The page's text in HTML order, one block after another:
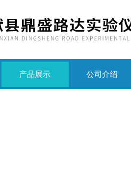
产品展示 公司介绍